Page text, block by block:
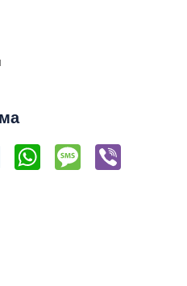
LinkedInWhatsApp
Message